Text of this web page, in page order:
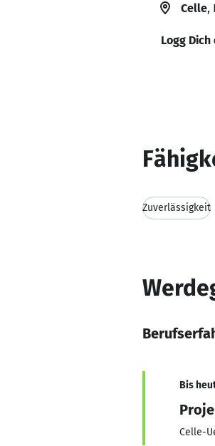
Celle,
Logg
Zuverlässigkeit
Bis
Celle-